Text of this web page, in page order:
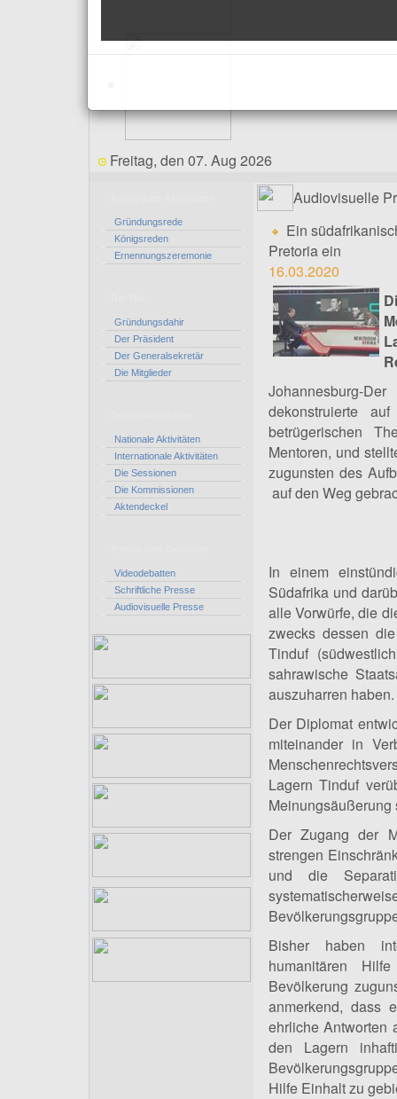
Freitag, den 07. Aug 2026
Gründungsrede
Königsreden
Ernennungszeremonie
Gründungsdahir
Der Präsident
Der Generalsekretär
Die Mitglieder
Nationale Aktivitäten
Internationale Aktivitäten
Die Sessionen
Die Kommissionen
Aktendeckel
Videodebatten
Schriftliche Presse
Audiovisuelle Presse
Audiovisuelle
Ein
Pretoria ein
16.03.2020
Johannesburg-
dekonstruierte
betrügerischen
Mentoren, und
zugunsten des
auf den Weg
In einem
Südafrika und
alle Vorwürfe, die
zwecks dessen
Tinduf
sahrawische
auszuharren haben.
Der Diplomat
miteinander in
Lagern Tinduf
Der Zugang der
strengen
und die
Bisher haben
humanitären
Bevölkerung
anmerkend, dass
ehrliche Antworten
den Lagern
Hilfe Einhalt zu